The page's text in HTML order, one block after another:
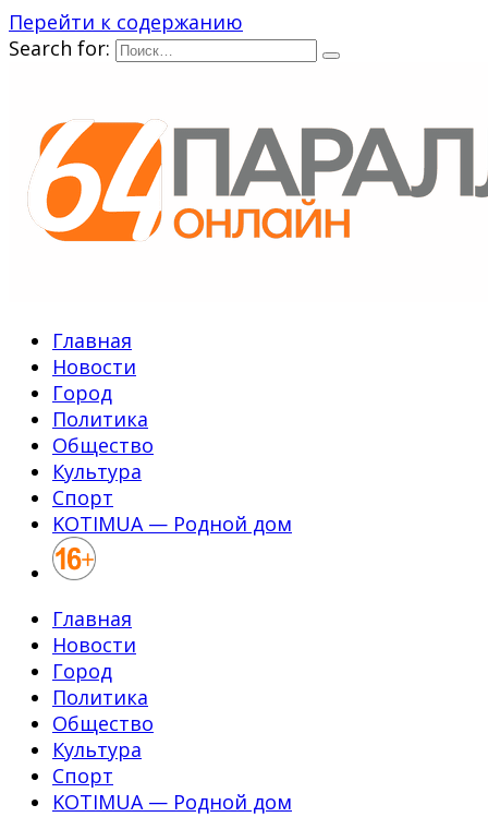
Перейти к содержанию
Search for:
Главная
Новости
Город
Политика
Общество
Культура
Спорт
KOTIMUA — Родной дом
Главная
Новости
Город
Политика
Общество
Культура
Спорт
KOTIMUA — Родной дом